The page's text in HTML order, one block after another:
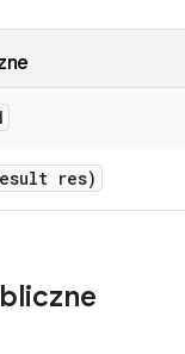
res)